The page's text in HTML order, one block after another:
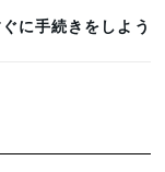
に手続きをしよう